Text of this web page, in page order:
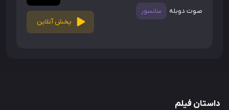
صوت دوبله سانسور
پخش آنلاین
داستان فیلم